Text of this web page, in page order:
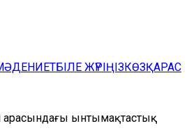
БІЛЕ ЖҮРІҢІЗКӨЗҚАРАС
арасындағы ынтымақтастық